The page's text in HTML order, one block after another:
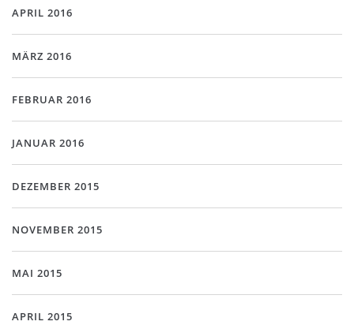
APRIL 2016
MÄRZ 2016
FEBRUAR 2016
JANUAR 2016
DEZEMBER 2015
NOVEMBER 2015
MAI 2015
APRIL 2015